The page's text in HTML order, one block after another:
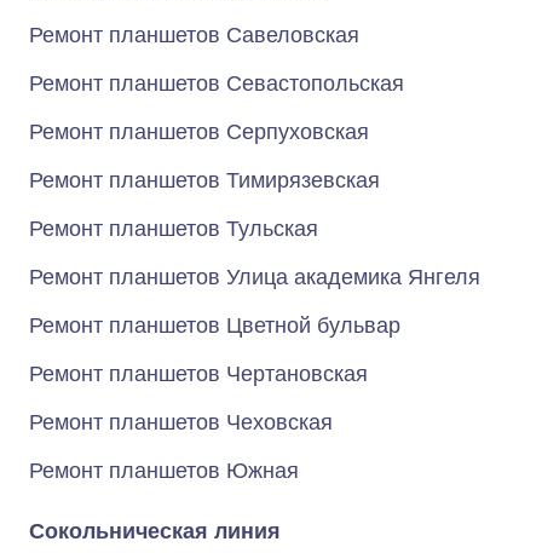
Ремонт планшетов Савеловская
Ремонт планшетов Севастопольская
Ремонт планшетов Серпуховская
Ремонт планшетов Тимирязевская
Ремонт планшетов Тульская
Ремонт планшетов Улица академика Янгеля
Ремонт планшетов Цветной бульвар
Ремонт планшетов Чертановская
Ремонт планшетов Чеховская
Ремонт планшетов Южная
Сокольническая линия